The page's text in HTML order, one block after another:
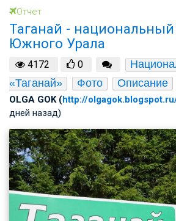
Отчет
Таганай -
Южного Урала
4172 0
«Таганай»
Фото Описание
OLGA GOK (http://
дней назад)